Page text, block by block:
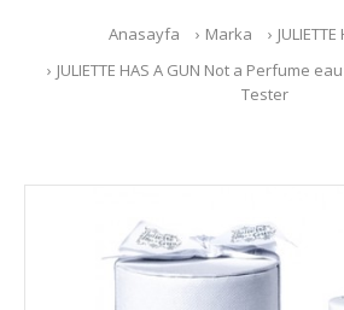
Anasayfa Marka
JULIETTE HAS A GUN Not a Perfume
Tester